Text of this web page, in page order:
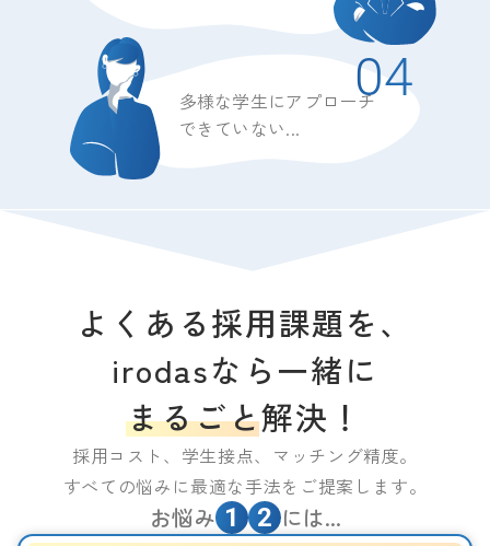
多様な学生にアプローチ
できていない...
04
よくある採用課題を、
irodasなら一緒に
まるごと解決！
採用コスト、学生接点、マッチング精度。
すべての悩みに最適な手法をご提案します。
お悩み 1 2 には...